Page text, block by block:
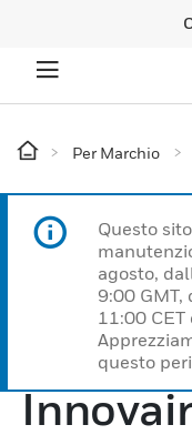
Per Marchio
Questo
agosto,
9:00
11:00
questo